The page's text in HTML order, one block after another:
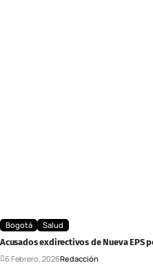
Bogotá
Salud
Acusados exdirectivos de Nueva
6 Febrero, 2026Redacción